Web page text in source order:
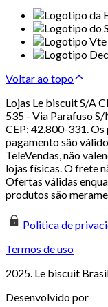
Voltar ao topo
Lojas Le biscuit S/A
535 - Via Parafuso
CEP: 42.800-331. Os
pagamento são
TeleVendas, não
lojas físicas. O frete
Ofertas válidas
produtos são
Politica de
Termos de uso
2025. Le biscuit
Desenvolvido por